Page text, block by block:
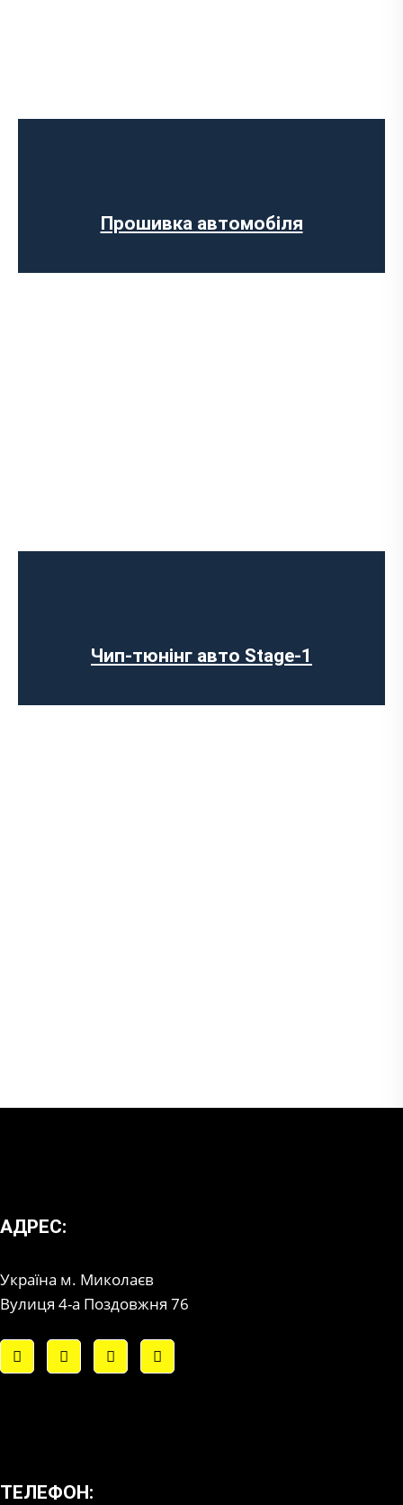
Прошивка автомобіля
Програмне відключення датчика NOX
Комп’ютерна діагностика авто
Чип-тюнінг авто Stage-1
АДРЕС:
Україна м. Миколаєв
Вулиця 4-а Поздовжня 76
ТЕЛЕФОН: